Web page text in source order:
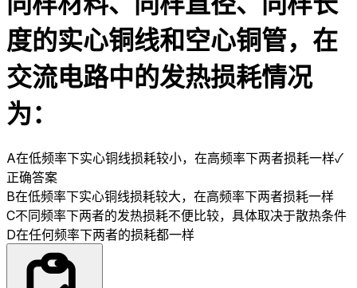
度的实心铜线和空心铜管，在
交流电路中的发热损耗情况
为：
A在低频率下实心铜线损耗较小，在高频率下两者损耗一样✓
正确答案
B在低频率下实心铜线损耗较大，在高频率下两者损耗一样
C不同频率下两者的发热损耗不便比较，具体取决于散热条件
D在任何频率下两者的损耗都一样